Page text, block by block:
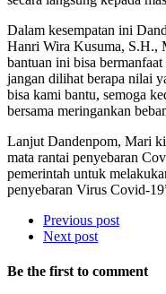
Dalam kesempatan ini
Hanri Wira Kusuma, S.H.,
bantuan ini bisa
jangan dilihat berapa nilai
bisa kami bantu, semoga
bersama meringankan
Lanjut Dandenpom, Mari
mata rantai penyebaran
pemerintah untuk
penyebaran Virus Covid-
Previous post
Next post
Be the first to comment